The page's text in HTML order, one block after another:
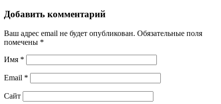
Добавить комментарий
Ваш адрес email не будет опубликован. Обязательные поля
помечены *
Имя *
Email *
Сайт